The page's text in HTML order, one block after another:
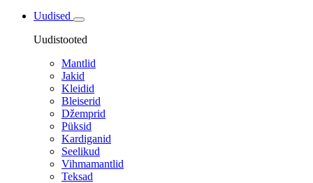
Uudised
Uudistooted
Mantlid
Jakid
Kleidid
Bleiserid
Džemprid
Püksid
Kardiganid
Seelikud
Vihmamantlid
Teksad